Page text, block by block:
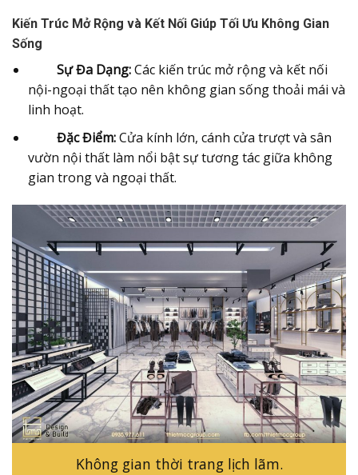
Kiến Trúc Mở Rộng và Kết Nối Giúp Tối Ưu Không Gian
Sống
Sự Đa Dạng:Các kiến trúc mở rộng và kết nối
nội-ngoại thất tạo nên không gian sống thoải mái và
linh hoạt.
Đặc Điểm:Cửa kính lớn, cánh cửa trượt và sân
vườn nội thất làm nổi bật sự tương tác giữa không
gian trong và ngoại thất.
Không gian thời trang lịch lãm.